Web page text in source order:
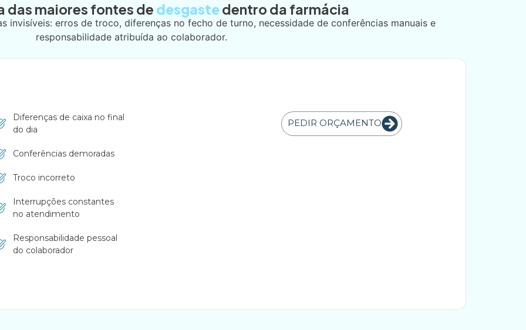
das maiores fontes de desgastedentro da farmácia
invisíveis: erros de troco, diferenças no fecho de turno, necessidade de conferências manuais e
responsabilidade atribuída ao colaborador.
Diferenças de caixa no final
do dia
Conferências demoradas
Troco incorreto
Interrupções constantes
no atendimento
Responsabilidade pessoal
do colaborador
PEDIR ORÇAMENTO